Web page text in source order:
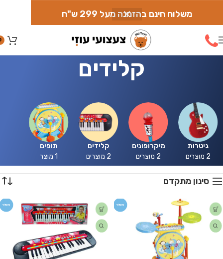
משלוח חינם בהזמנה מעל 299 ש"ח
קלידים
גיטרות
2 מוצרים
מיקרופונים
2 מוצרים
קלידים
2 מוצרים
תופים
1 מוצר
סינון מתקדם
מומלץ מומלץ